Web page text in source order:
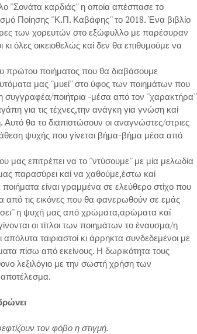
''Σονάτα καρδιάς'' η οποία απέσπασε το
Ποίησης ''Κ.Π. Καβάφης'' το 2018. Ένα βιβλίο
των χορευτών στο εξώφυλλο με παρέσυραν
όλες οικειοθελώς καί δεν θα επιθυμούμε να
πρώτου ποιήματος που θα διαβάσουμε
μας ''μυεί'' στο ύφος των ποιημάτων που
ποιήτρια -μέσα από τον ''χαρακτήρα''
για τις τέχνες,την ανάγκη για γνώση καί
θα το διαπιστώσουν οι αναγνώστες/στριες
ψυχής που γίνεται βήμα-βήμα μέσα από
μας επιτρέπει να το ''ντύσουμε'' με μία μελωδία
παρασύρει καί να χαθούμε,έστω καί
είναι γραμμένα σε ελεύθερο στίχο που
από τις εικόνες που θα φανερωθούν σε εμάς
η ψυχή μας από χρώματα,αρώματα καί
οι τίτλοι των ποιημάτων το έναυσμα/η
ταιριαστοί κι άρρηκτα συνδεδεμένοι με
πίσω από εκείνους. Η δωρικότητα τους
λεξιλόγιο με την σωστή χρήση των
τον φόβο η στιγμή.